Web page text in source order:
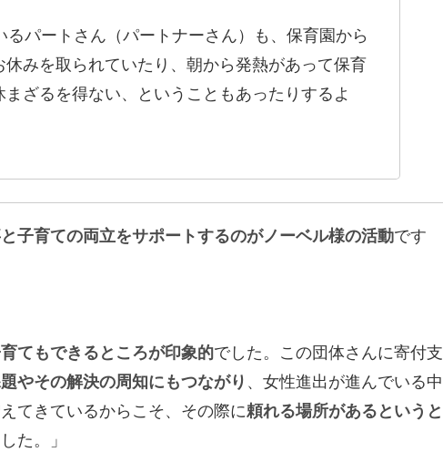
パートさん（パートナーさん）も、保育園から
みを取られていたり、朝から発熱があって保育
ざるを得ない、ということもあったりするよ
子育ての両立をサポートするのがノーベル様の活動です
てもできるところが印象的でした。この団体さんに寄付支
やその解決の周知にもつながり 、女性進出が進んでいる中
てきているからこそ、その際に頼れる場所があるというと
た。」